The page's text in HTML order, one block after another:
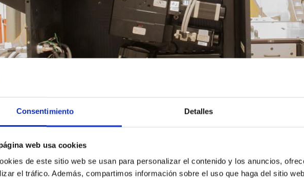
Consentimiento Detalles
web usa cookies
de este sitio web se usan para personalizar el contenido y los anuncios,
el tráfico. Además, compartimos información sobre el uso que haga del sitio